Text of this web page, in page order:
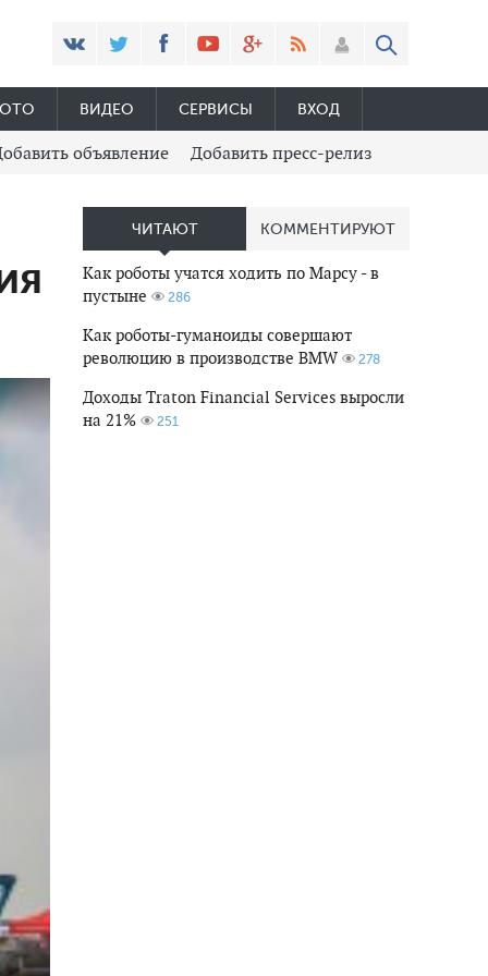
ВИДЕО СЕРВИСЫ ВХОД
объявление Добавить пресс-релиз
ЧИТАЮТ КОММЕНТИРУЮТ
Как роботы учатся ходить по Марсу - в
пустыне
286
Как роботы-гуманоиды совершают
революцию в производстве BMW
278
Доходы Traton Financial Services выросли
на 21%
251